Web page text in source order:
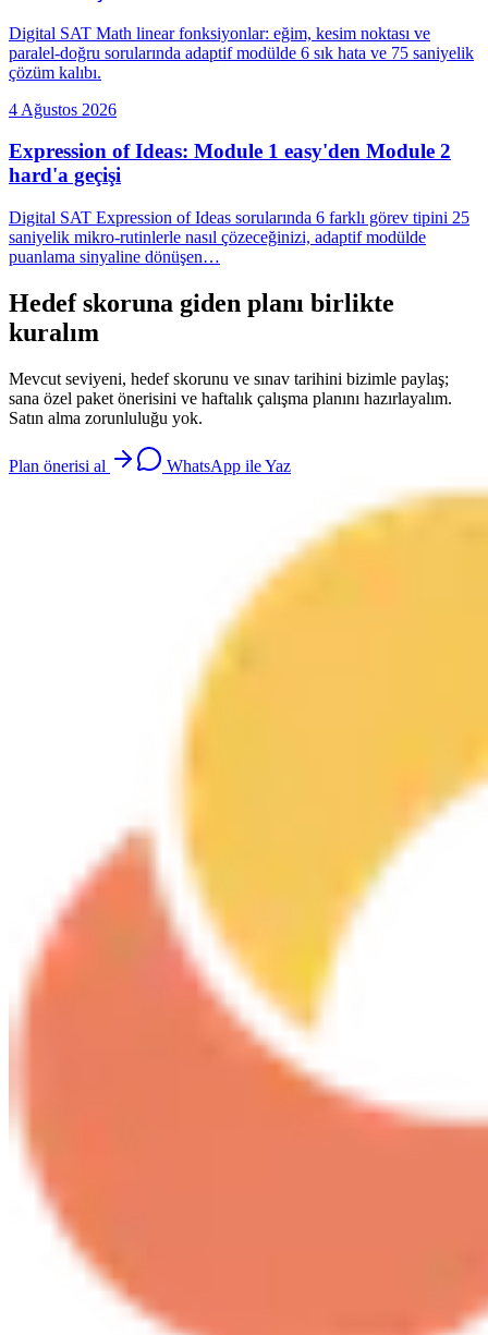
Digital SAT Math linear fonksiyonlar: eğim, kesim noktası ve
paralel-doğru sorularında adaptif modülde 6 sık hata ve 75 saniyelik
çözüm kalıbı.
4 Ağustos 2026
Expression of Ideas: Module 1 easy'den Module 2
hard'a geçişi
Digital SAT Expression of Ideas sorularında 6 farklı görev tipini 25
saniyelik mikro-rutinlerle nasıl çözeceğinizi, adaptif modülde
puanlama sinyaline dönüşen…
Hedef skoruna giden planı birlikte
kuralım
Mevcut seviyeni, hedef skorunu ve sınav tarihini bizimle paylaş;
sana özel paket önerisini ve haftalık çalışma planını hazırlayalım.
Satın alma zorunluluğu yok.
Plan önerisi al WhatsApp ile Yaz